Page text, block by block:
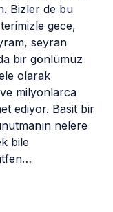
Bizler de bu
gece,
seyran
bir gönlümüz
olarak
milyonlarca
ediyor. Basit bir
nelere
bile